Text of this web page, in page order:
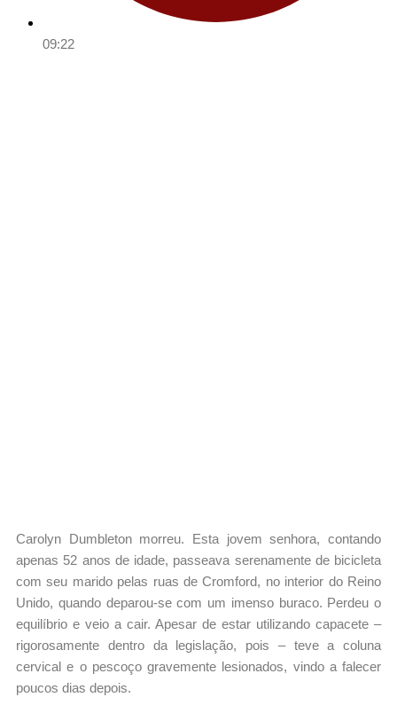
09:22
Carolyn Dumbleton morreu. Esta jovem senhora, contando
apenas 52 anos de idade, passeava serenamente de bicicleta
com seu marido pelas ruas de Cromford, no interior do Reino
Unido, quando deparou-se com um imenso buraco. Perdeu o
equilíbrio e veio a cair. Apesar de estar utilizando capacete –
rigorosamente dentro da legislação, pois – teve a coluna
cervical e o pescoço gravemente lesionados, vindo a falecer
poucos dias depois.